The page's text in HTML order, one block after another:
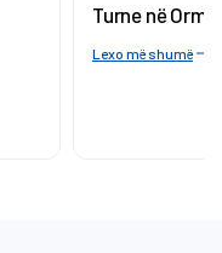
Turne në
Lexo më shumë